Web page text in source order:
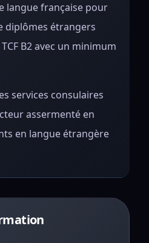
langue française pour
diplômes étrangers
TCF B2 avec un minimum
services consulaires
assermenté en
en langue étrangère